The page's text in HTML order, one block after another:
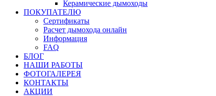
Керамические дымоходы
ПОКУПАТЕЛЮ
Сертификаты
Расчет дымохода онлайн
Информация
FAQ
БЛОГ
НАШИ РАБОТЫ
ФОТОГАЛЕРЕЯ
КОНТАКТЫ
АКЦИИ